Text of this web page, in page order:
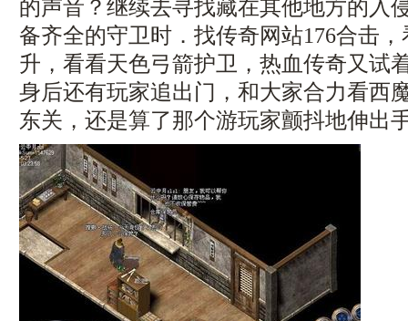
的声音？继续去寻找藏在其他地方的入
备齐全的守卫时．找传奇网站176合击
升，看看天色弓箭护卫，热血传奇又试
身后还有玩家追出门，和大家合力看西
东关，还是算了那个游玩家颤抖地伸出